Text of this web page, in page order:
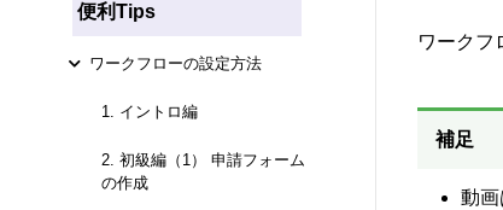
便利Tips
ワークフローの設定方法
1. イントロ編
2. 初級編（1） 申請フォーム
の作成
ワークフ
補足
動画